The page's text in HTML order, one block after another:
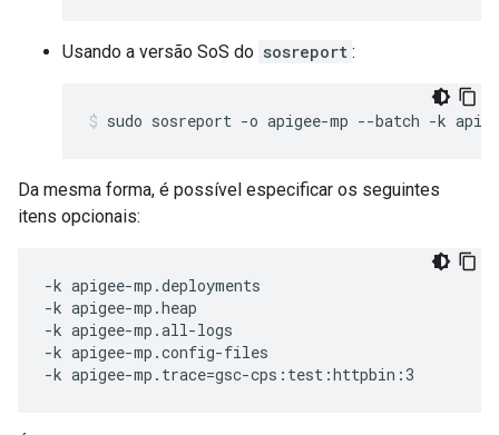
Usando a versão SoS do sosreport :
sudo sosreport -o apigee-mp --batch -k
Da mesma forma, é possível especificar os seguintes
itens opcionais:
-k apigee-mp.deployments
-k apigee-mp.heap
-k apigee-mp.all-logs
-k apigee-mp.config-files
-k apigee-mp.trace=gsc-cps:test:httpbin:3